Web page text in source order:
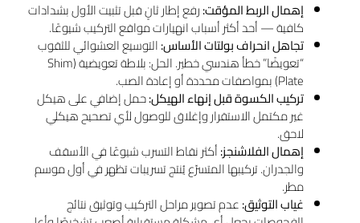
إهمال الربط المؤقت:رفع إطار ثانٍ قبل تثبيت الأول بشدادات
كافية — أحد أكثر أسباب انهيارات مواقع التركيب شيوعًا.
تجاهل انحراف بولتات الأساس:التوسيع العشوائي للثقوب
“تعويضًا” خطأ هندسي خطير. الحل: بلاطة تعويضية (Shim
Plate) بمواصفات محددة أو إعادة الصب.
تركيب الكسوة قبل إنهاء الهيكل:حمل إضافي على هيكل
غير مكتمل الاستقرار وإغلاق للوصول لأي تصحيح هيكلي
لاحق.
إهمال الفلاشنجز:أكثر نقاط التسرب شيوعًا في الأسقف
والجدران. تركيبها المتسرّع يُنتج تسريبات تظهر في أول موسم
مطر.
غياب التوثيق:عدم تصوير مراحل التركيب وتوثيق نتائج